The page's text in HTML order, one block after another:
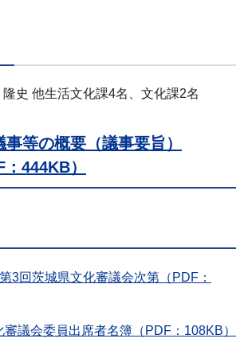
史 他生活文化課4名、文化課2名
事等の概要（議事要旨）
：444KB）
3回茨城県文化審議会次第（PDF：
審議会委員出席者名簿（PDF：108KB）